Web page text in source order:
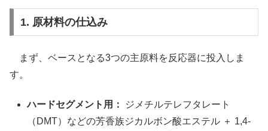
1. 原材料の仕込み
まず、ベースとなる3つの主原料を反応器に投入しま
す。
ハードセグメント用：
ジメチルテレフタレート
（DMT）などの芳香族ジカルボン酸エステル ＋ 1,4-